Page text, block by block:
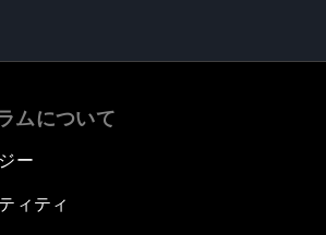
ムについて
ー
ィティ